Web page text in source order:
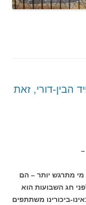
הבין-דורי, זאת
מי מתרגש יותר – הם
חג השבועות הוא
ביכורינו משתתפים